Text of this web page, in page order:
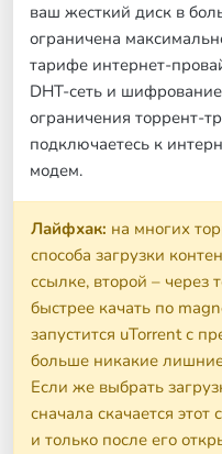
ваш жесткий диск в
ограничена
тарифе интернет-
DHT-сеть и
ограничения торрент-
подключаетесь к
модем.
Лайфхак: на многих
способа загрузки
ссылке, второй –
быстрее качать по
запустится uTorrent с
больше никакие
Если же выбрать
сначала скачается
и только после его